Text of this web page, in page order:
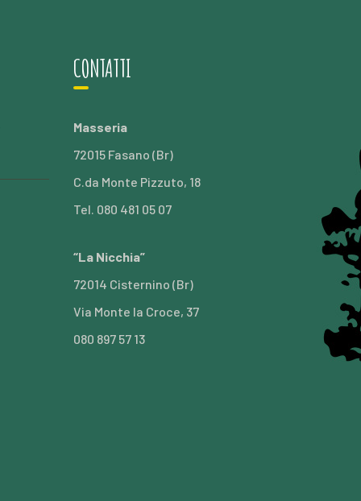
CONTATTI
Masseria
72015 Fasano (Br)
C.da Monte Pizzuto, 18
Tel. 080 481 05 07
“La Nicchia”
72014 Cisternino (Br)
Via Monte la Croce, 37
080 897 57 13